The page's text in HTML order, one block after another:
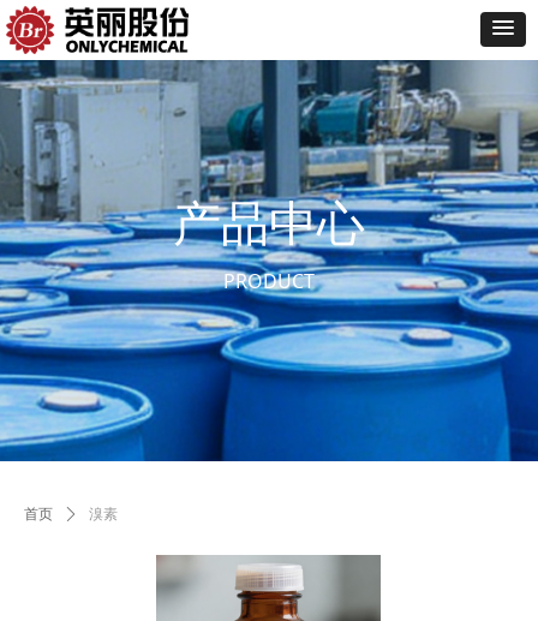
首页 ꄲ 溴素
产品中心
PRODUCT